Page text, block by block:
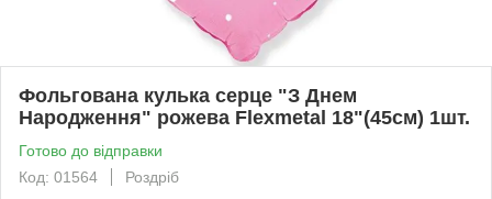
Фольгована кулька серце "З Днем
Народження" рожева Flexmetal 18"(45см) 1шт.
Готово до відправки
Код: 01564
Роздріб